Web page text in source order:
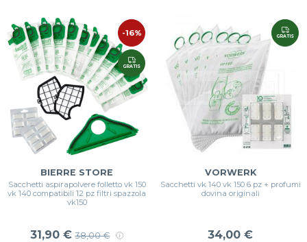
-16%
GRATIS
BIERRE STORE
Sacchetti aspirapolvere folletto vk 150
vk 140 compatibili 12 pz filtri spazzola
vk150
31,90 € 38,00 €
GRATIS
VORWERK
Sacchetti vk 140 vk 150 6 pz + profumi
dovina originali
34,00 €